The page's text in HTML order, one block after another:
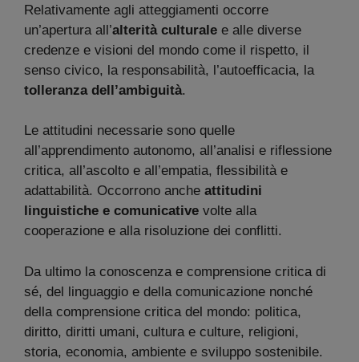
Relativamente agli atteggiamenti occorre
un’apertura all’alterità culturale e alle diverse
credenze e visioni del mondo come il rispetto, il
senso civico, la responsabilità, l’autoefficacia, la
tolleranza dell’ambiguità.
Le attitudini necessarie sono quelle
all’apprendimento autonomo, all’analisi e riflessione
critica, all’ascolto e all’empatia, flessibilità e
adattabilità. Occorrono anche attitudini
linguistiche e comunicative volte alla
cooperazione e alla risoluzione dei conflitti.
Da ultimo la conoscenza e comprensione critica di
sé, del linguaggio e della comunicazione nonché
della comprensione critica del mondo: politica,
diritto, diritti umani, cultura e culture, religioni,
storia, economia, ambiente e sviluppo sostenibile.